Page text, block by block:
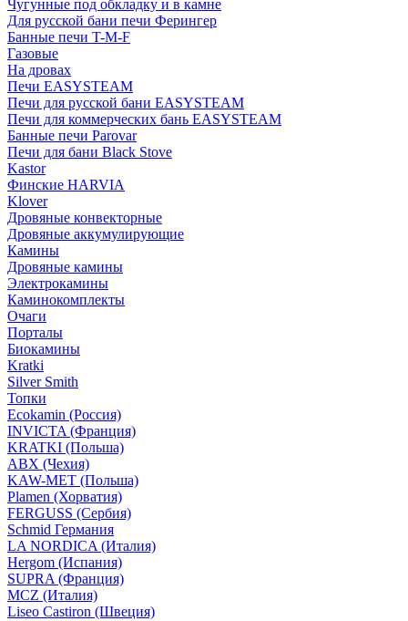
Чугунные под обкладку и в камне
Для русской бани печи Ферингер
Банные печи T-M-F
Газовые
На дровах
Печи EASYSTEAM
Печи для русской бани EASYSTEAM
Печи для коммерческих бань EASYSTEAM
Банные печи Parovar
Печи для бани Black Stove
Kastor
Финские HARVIA
Klover
Дровяные конвекторные
Дровяные аккумулирующие
Камины
Дровяные камины
Электрокамины
Каминокомплекты
Очаги
Порталы
Биокамины
Kratki
Silver Smith
Топки
Ecokamin (Россия)
INVICTA (Франция)
KRATKI (Польша)
ABX (Чехия)
KAW-MET (Польша)
Plamen (Хорватия)
FERGUSS (Сербия)
Schmid Германия
LA NORDICA (Италия)
Hergom (Испания)
SUPRA (Франция)
MCZ (Италия)
Liseo Castiron (Швеция)